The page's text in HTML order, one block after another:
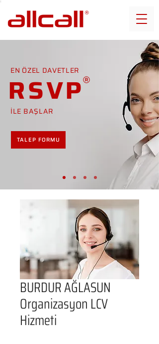
EN ÖZEL DAVETLER
RSVP
İLE BAŞLAR
TALEP FORMU
BURDUR AĞLASUN
Organizasyon LCV
Hizmeti